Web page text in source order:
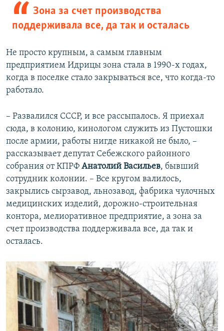
Зона за счет производства
поддерживала все, да так и осталась
Не просто крупным, а самым главным
предприятием Идрицы зона стала в 1990-х годах,
когда в поселке стало закрываться все, что когда-то
работало.
– Развалился СССР, и все рассыпалось. Я приехал
сюда, в колонию, кинологом служить из Пустошки
после армии, работы нигде никакой не было, –
рассказывает депутат Себежского районного
собрания от КПРФ Анатолий Васильев, бывший
сотрудник колонии. – Все кругом валилось,
закрылись сырзавод, льнозавод, фабрика чулочных
медицинских изделий, дорожно-строительная
контора, мелиоративное предприятие, а зона за
счет производства поддерживала все, да так и
осталась.